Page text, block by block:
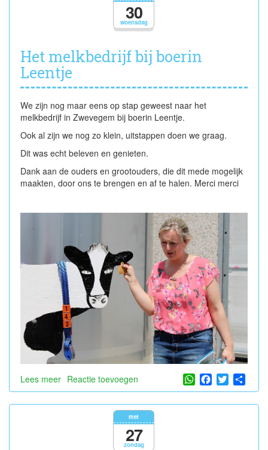
woensdag
30
Het melkbedrijf bij boerin
Leentje
We zijn nog maar eens op stap geweest naar het
melkbedrijf in Zwevegem bij boerin Leentje.
Ook al zijn we nog zo klein, uitstappen doen we graag.
Dit was echt beleven en genieten.
Dank aan de ouders en grootouders, die dit mede mogelijk
maakten, door ons te brengen en af te halen. Merci merci
Lees meer over
Het
melkbedrijf
Reactie toevoegen WhatsApp
Facebook
Twitter
zondag
mei
27